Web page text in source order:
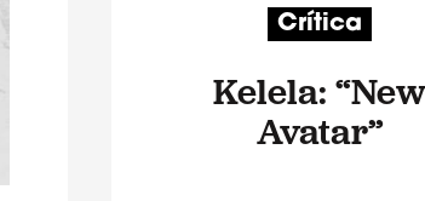
Crítica
Kelela: “New
Avatar”